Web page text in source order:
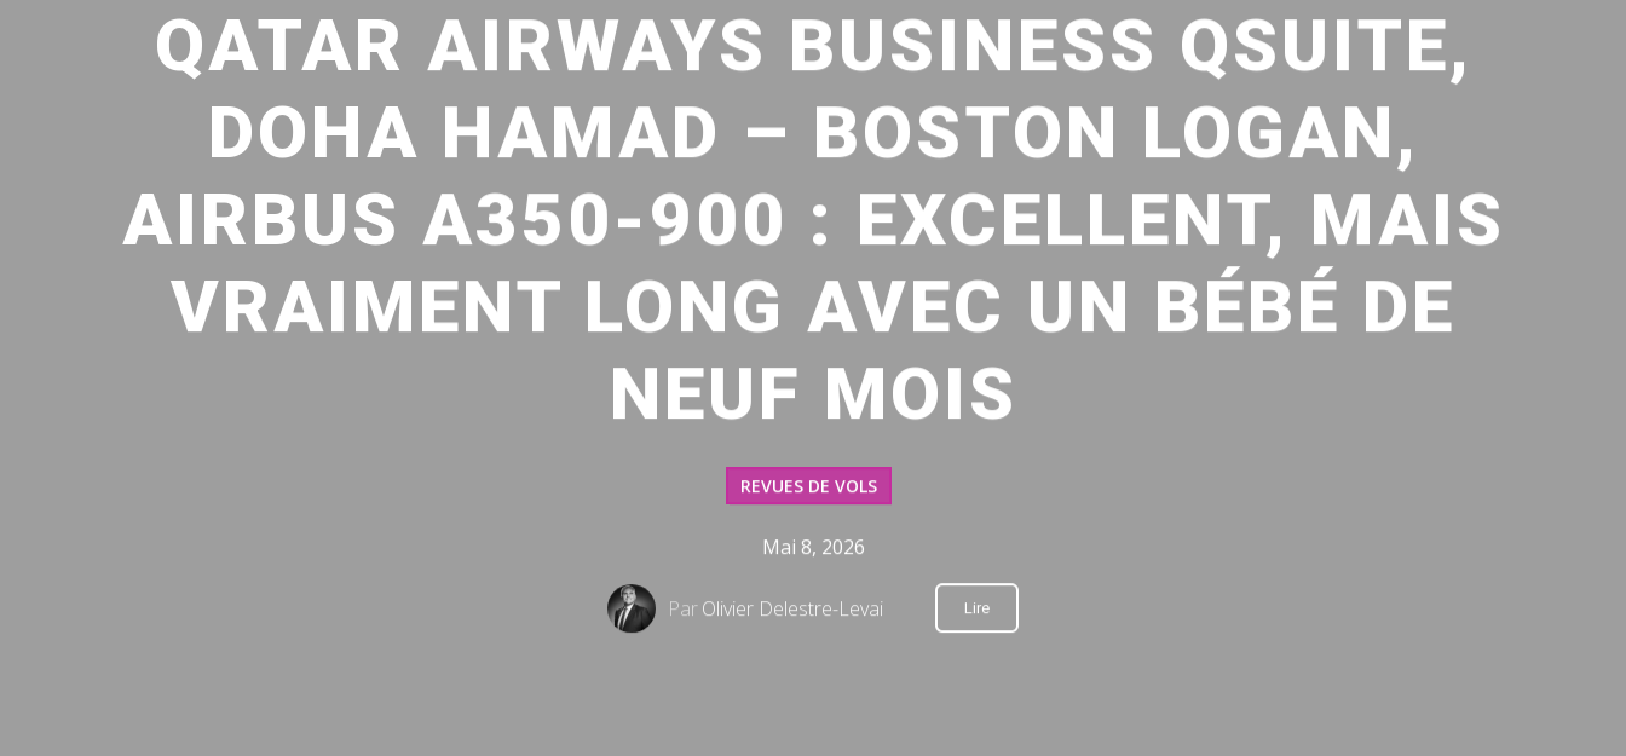
QATAR AIRWAYS BUSINESS QSUITE,
DOHA HAMAD – BOSTON LOGAN,
AIRBUS A350-900 : EXCELLENT, MAIS
VRAIMENT LONG AVEC UN BÉBÉ DE
NEUF MOIS
REVUES DE VOLS
Mai 8, 2026
ParOlivier Delestre-Levai Lire